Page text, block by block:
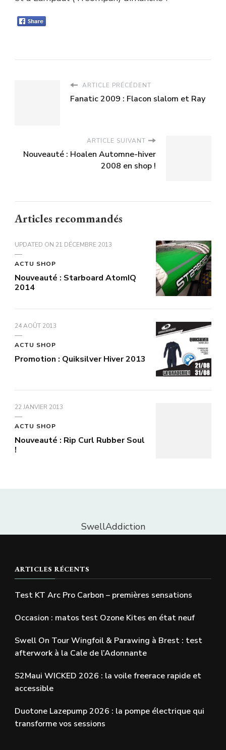
ARTICLE PRÉCÉDENT
Fanatic 2009 : Flacon slalom et Ray
ARTICLE SUIVANT
Nouveauté : Hoalen Automne-hiver
2008 en shop !
Articles recommandés
UPDATED ON 21 DÉCEMBRE 2013
ACTU SHOP
Nouveauté : Starboard AtomIQ
2014
24 AOÛT 2013
ACTU SHOP
Promotion : Quiksilver Hiver 2013
22 JANVIER 2013
ACTU SHOP
Nouveauté : Rip Curl Rubber Soul
!
SwellAddiction
ARTICLES RÉCENTS
Test KT Arc Pro Carbon – premières sensations
Occasion : matos test Ozone Kites en état neuf
Swell On Tour Wingfoil & Parawing à Brest : test
afterwork à la Cale de l’Adonnante
S2Maui WICKED 2026 : la voile freerace rapide et
accessible
Duotone Lazepump 2026 : la pompe électrique qui
transforme vos sessions